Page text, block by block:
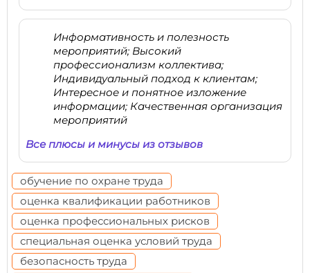
Информативность и полезность
мероприятий; Высокий
профессионализм коллектива;
Индивидуальный подход к клиентам;
Интересное и понятное изложение
информации; Качественная организация
мероприятий
Все плюсы и минусы из отзывов
обучение по охране труда
оценка квалификации работников
оценка профессиональных рисков
специальная оценка условий труда
безопасность труда